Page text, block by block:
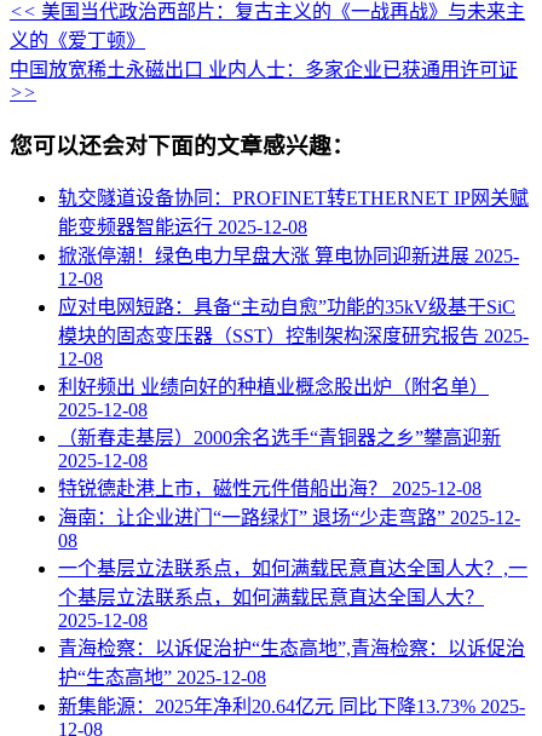
<< 美国当代政治西部片：复古主义的《一战再战》与未来主
义的《爱丁顿》
中国放宽稀土永磁出口 业内人士：多家企业已获通用许可证
>>
您可以还会对下面的文章感兴趣：
轨交隧道设备协同：PROFINET转ETHERNET IP网关赋
能变频器智能运行 2025-12-08
掀涨停潮！绿色电力早盘大涨 算电协同迎新进展 2025-
12-08
应对电网短路：具备“主动自愈”功能的35kV级基于SiC
模块的固态变压器（SST）控制架构深度研究报告 2025-
12-08
利好频出 业绩向好的种植业概念股出炉（附名单）
2025-12-08
（新春走基层）2000余名选手“青铜器之乡”攀高迎新
2025-12-08
特锐德赴港上市，磁性元件借船出海？ 2025-12-08
海南：让企业进门“一路绿灯” 退场“少走弯路” 2025-12-
08
一个基层立法联系点，如何满载民意直达全国人大？,一
个基层立法联系点，如何满载民意直达全国人大？
2025-12-08
青海检察：以诉促治护“生态高地”,青海检察：以诉促治
护“生态高地” 2025-12-08
新集能源：2025年净利20.64亿元 同比下降13.73% 2025-
12-08